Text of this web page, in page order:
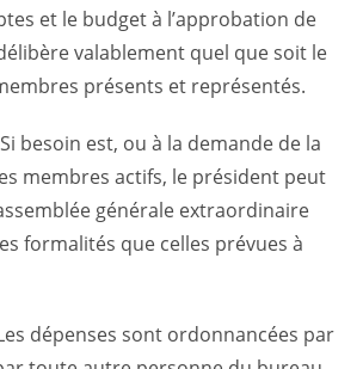
et le budget à l’approbation de
valablement quel que soit le
présents et représentés.
besoin est, ou à la demande de la
membres actifs, le président peut
générale extraordinaire
formalités que celles prévues à
dépenses sont ordonnancées par